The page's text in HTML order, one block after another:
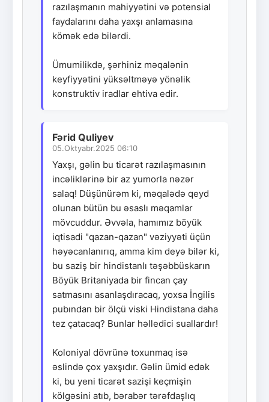
razılaşmanın mahiyyətini və potensial
faydalarını daha yaxşı anlamasına
kömək edə bilərdi.
Ümumilikdə, şərhiniz məqalənin
keyfiyyətini yüksəltməyə yönəlik
konstruktiv iradlar ehtiva edir.
Fərid Quliyev
05.Oktyabr.2025 06:10
Yaxşı, gəlin bu ticarət razılaşmasının
incəliklərinə bir az yumorla nəzər
salaq! Düşünürəm ki, məqalədə qeyd
olunan bütün bu əsaslı məqamlar
mövcuddur. Əvvəla, hamımız böyük
iqtisadi "qazan-qazan" vəziyyəti üçün
həyəcanlanırıq, amma kim deyə bilər ki,
bu saziş bir hindistanlı təşəbbüskarın
Böyük Britaniyada bir fincan çay
satmasını asanlaşdıracaq, yoxsa İngilis
pubından bir ölçü viski Hindistana daha
tez çatacaq? Bunlar həlledici suallardır!
Koloniyal dövrünə toxunmaq isə
əslində çox yaxşıdır. Gəlin ümid edək
ki, bu yeni ticarət sazişi keçmişin
kölgəsini atıb, bərabər tərəfdaşlıq